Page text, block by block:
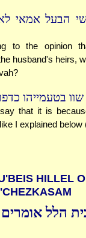
הבעל אמאי
to the opinion
husband's heirs,
בטעמייהו
that it is
I explained
HILLEL
הלל